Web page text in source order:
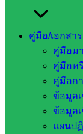
คู่มือ/เอกสาร
คู่มือม
คู่มือห
คู่มือกา
ข้อมูล
ข้อมูลเ
แผนป
กรรมการ
ขั้นพื้น
ฐาน
รายชื่อ
มหาวิทยาลัย
ประเทศไทย
เว็บไซต์